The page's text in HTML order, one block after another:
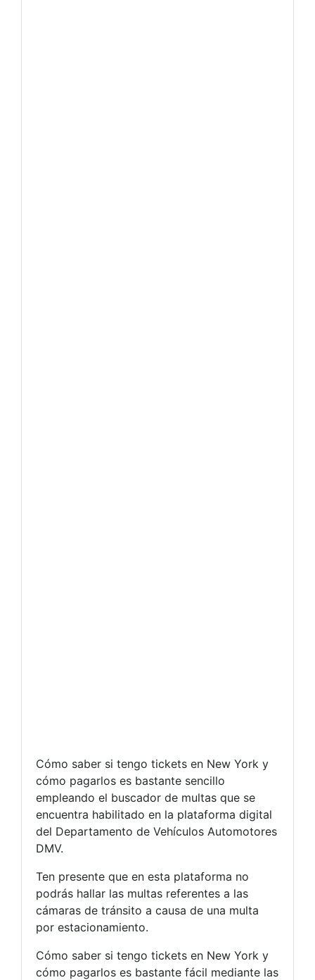
Cómo saber si tengo tickets en New York y
cómo pagarlos es bastante sencillo
empleando el buscador de multas que se
encuentra habilitado en la plataforma digital
del Departamento de Vehículos Automotores
DMV.
Ten presente que en esta plataforma no
podrás hallar las multas referentes a las
cámaras de tránsito a causa de una multa
por estacionamiento.
Cómo saber si tengo tickets en New York y
cómo pagarlos es bastante fácil mediante las